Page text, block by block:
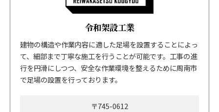
令和架設工業
建物の構造や作業内容に適した足場を設置することによっ
て、細部まで丁寧な施工を行うことが可能です。工事の進
行を円滑にしつつ、安全な作業環境を整えるために周南市
で足場の設置を行っております。
〒745-0612